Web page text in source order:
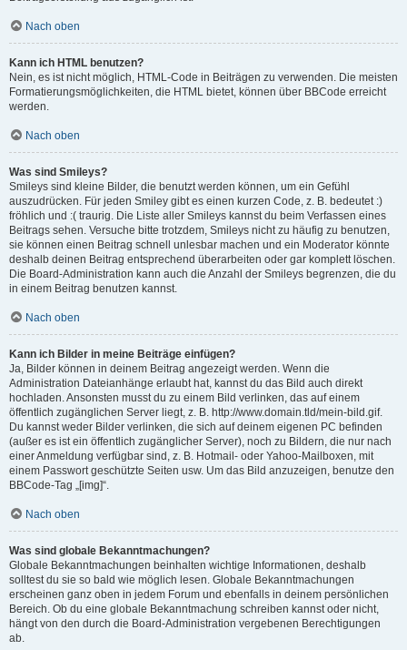
Nach oben
Kann ich HTML benutzen?
Nein, es ist nicht möglich, HTML-Code in Beiträgen zu verwenden. Die meisten
Formatierungsmöglichkeiten, die HTML bietet, können über BBCode erreicht
werden.
Nach oben
Was sind Smileys?
Smileys sind kleine Bilder, die benutzt werden können, um ein Gefühl
auszudrücken. Für jeden Smiley gibt es einen kurzen Code, z. B. bedeutet :)
fröhlich und :( traurig. Die Liste aller Smileys kannst du beim Verfassen eines
Beitrags sehen. Versuche bitte trotzdem, Smileys nicht zu häufig zu benutzen,
sie können einen Beitrag schnell unlesbar machen und ein Moderator könnte
deshalb deinen Beitrag entsprechend überarbeiten oder gar komplett löschen.
Die Board-Administration kann auch die Anzahl der Smileys begrenzen, die du
in einem Beitrag benutzen kannst.
Nach oben
Kann ich Bilder in meine Beiträge einfügen?
Ja, Bilder können in deinem Beitrag angezeigt werden. Wenn die
Administration Dateianhänge erlaubt hat, kannst du das Bild auch direkt
hochladen. Ansonsten musst du zu einem Bild verlinken, das auf einem
öffentlich zugänglichen Server liegt, z. B. http://www.domain.tld/mein-bild.gif.
Du kannst weder Bilder verlinken, die sich auf deinem eigenen PC befinden
(außer es ist ein öffentlich zugänglicher Server), noch zu Bildern, die nur nach
einer Anmeldung verfügbar sind, z. B. Hotmail- oder Yahoo-Mailboxen, mit
einem Passwort geschützte Seiten usw. Um das Bild anzuzeigen, benutze den
BBCode-Tag „[img]“.
Nach oben
Was sind globale Bekanntmachungen?
Globale Bekanntmachungen beinhalten wichtige Informationen, deshalb
solltest du sie so bald wie möglich lesen. Globale Bekanntmachungen
erscheinen ganz oben in jedem Forum und ebenfalls in deinem persönlichen
Bereich. Ob du eine globale Bekanntmachung schreiben kannst oder nicht,
hängt von den durch die Board-Administration vergebenen Berechtigungen
ab.